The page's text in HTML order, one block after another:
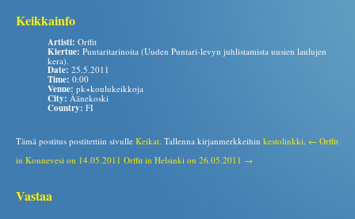
Keikkainfo
Artisti: Orffit
Kiertue: Puntaritarinoita (Uuden Puntari-levyn juhlistamista uusien laulujen
kera).
Date: 25.5.2011
Time: 0:00
Venue: pk+koulukeikkoja
City: Äänekoski
Country: FI
Tämä postitus postitettiin sivulle Keikat . Tallenna kirjanmerkkeihin kestolinkki ← Orffit
in Konnevesi on 14.05.2011 Orffit in Helsinki on 26.05.2011 →
Vastaa